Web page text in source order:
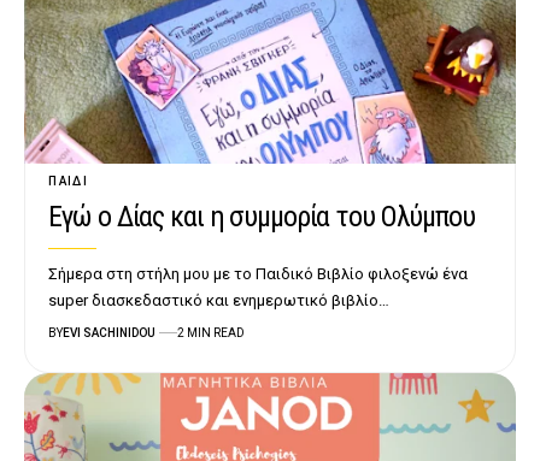
ΠΑΙΔΊ
Εγώ ο Δίας και η συμμορία του Ολύμπου
Σήμερα στη στήλη μου με το Παιδικό Βιβλίο φιλοξενώ ένα
super διασκεδαστικό και ενημερωτικό βιβλίο…
BYEVI SACHINIDOU 2 MIN READ